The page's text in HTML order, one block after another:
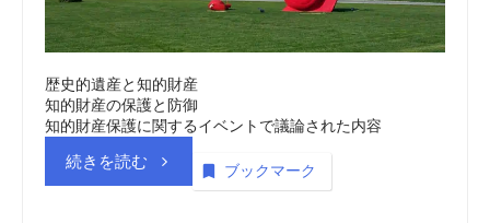
歴史的遺産と知的財産
知的財産の保護と防御
知的財産保護に関するイベントで議論された内容
続きを読む“ア
ブックマーク